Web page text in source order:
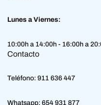
Lunes a Viernes:
10:00h a 14:00h - 16:00h a
Contacto
Teléfono: 911 636 447
Whatsapp: 654 931 877